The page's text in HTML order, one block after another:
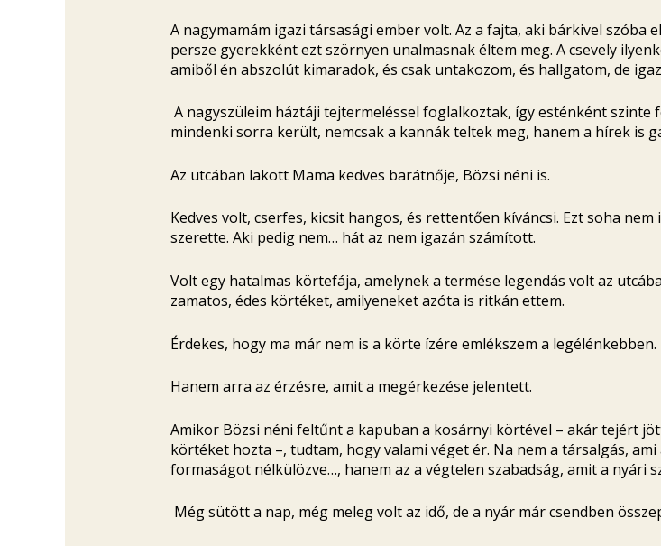
A nagymamám igazi társasági ember volt. Az a fajta, aki bárkivel szóba
persze gyerekként ezt szörnyen unalmasnak éltem meg. A csevely
amiből én abszolút kimaradok, és csak untakozom, és hallgatom, de
A nagyszüleim háztáji tejtermeléssel foglalkoztak, így esténként
mindenki sorra került, nemcsak a kannák teltek meg, hanem a hírek is
Az utcában lakott Mama kedves barátnője, Bözsi néni is.
Kedves volt, cserfes, kicsit hangos, és rettentően kíváncsi. Ezt soha
szerette. Aki pedig nem… hát az nem igazán számított.
Volt egy hatalmas körtefája, amelynek a termése legendás volt az
zamatos, édes körtéket, amilyeneket azóta is ritkán ettem.
Érdekes, hogy ma már nem is a körte ízére emlékszem a legélénkebben.
Hanem arra az érzésre, amit a megérkezése jelentett.
Amikor Bözsi néni feltűnt a kapuban a kosárnyi körtével – akár tejért
körtéket hozta –, tudtam, hogy valami véget ér. Na nem a társalgás,
formaságot nélkülözve…, hanem az a végtelen szabadság, amit a nyári
Még sütött a nap, még meleg volt az idő, de a nyár már csendben